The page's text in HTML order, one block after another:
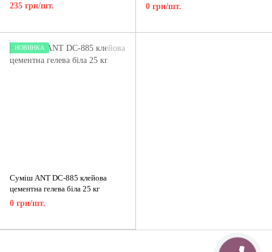
235 грн/шт.
0 грн/шт.
НОВИНКА
Суміш ANT DC-885 клейова
цементна гелева біла 25 кг
0 грн/шт.